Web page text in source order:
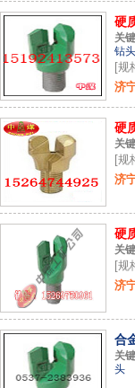
硬
关
钻
[规
济
硬
关
[规
济
硬
关
[规
济
合
关
头